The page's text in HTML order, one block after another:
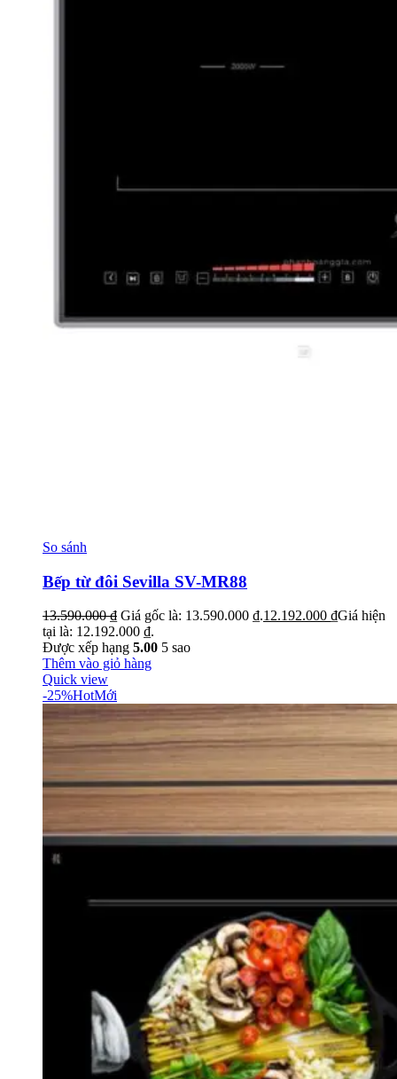
So sánh
Bếp từ đôi Sevilla SV-MR88
13.590.000₫ Giá gốc là: 13.590.000 ₫.12.192.000 ₫Giá hiện
tại là: 12.192.000 ₫.
Được xếp hạng 5.00 5 sao
Thêm vào giỏ hàng
Quick view
-25%HotMới